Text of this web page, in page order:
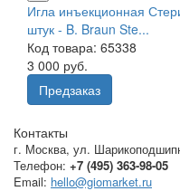
Игла инъекционная
штук - B. Braun Ste...
Код товара: 65338
3 000 руб.
Предзаказ
Контакты
г. Москва, ул.
Телефон: +7 (495) 363-98-05
Email: hello@giomarket.ru